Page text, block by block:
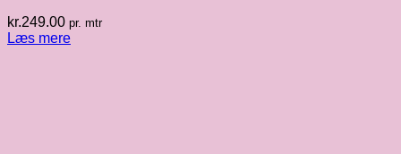
kr.249.00 pr. mtr
Læs mere